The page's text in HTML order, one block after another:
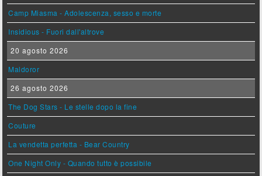
Camp Miasma - Adolescenza, sesso e morte
Insidious - Fuori dall'altrove
20 agosto 2026
Maldoror
26 agosto 2026
The Dog Stars - Le stelle dopo la fine
Couture
La vendetta perfetta - Bear Country
One Night Only - Quando tutto è possibile